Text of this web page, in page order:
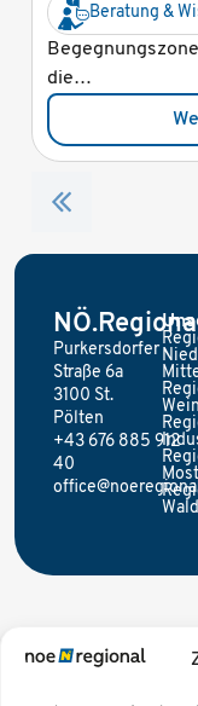
Beratung &
die…
Purkersdorfer
Straße 6a
3100 St.
Pölten
+43 676 885 912
40